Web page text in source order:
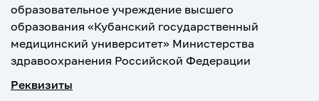
образовательное учреждение высшего
образования «Кубанский государственный
медицинский университет» Министерства
здравоохранения Российской Федерации
Реквизиты